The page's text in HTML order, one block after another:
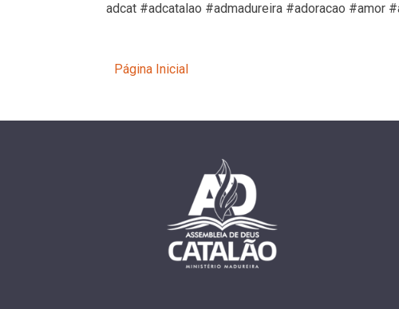
adcat #adcatalao #admadureira #adoracao #amor
Página Inicial